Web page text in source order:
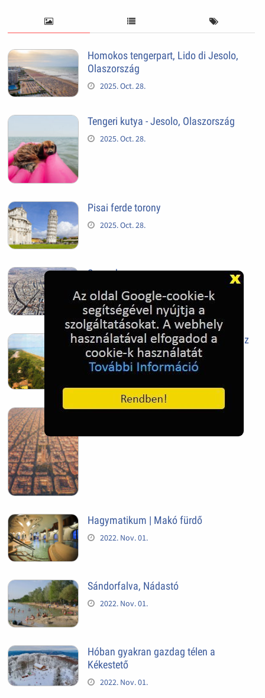
Homokos tengerpart, Lido di Jesolo,
Olaszország
2025. Oct. 28.
Tengeri kutya - Jesolo, Olaszország
2025. Oct. 28.
Pisai ferde torony
2025. Oct. 28.
Szeged
2025. Oct. 28.
Siófok, mielőtt beépült az Aranypart az
1970-es évek elején
2024. Nov. 17.
Barcelona, Spanyolország
Hagymatikum | Makó fürdő
2022. Nov. 01.
Sándorfalva, Nádastó
2022. Nov. 01.
Hóban gyakran gazdag télen a
Kékestető
2022. Nov. 01.